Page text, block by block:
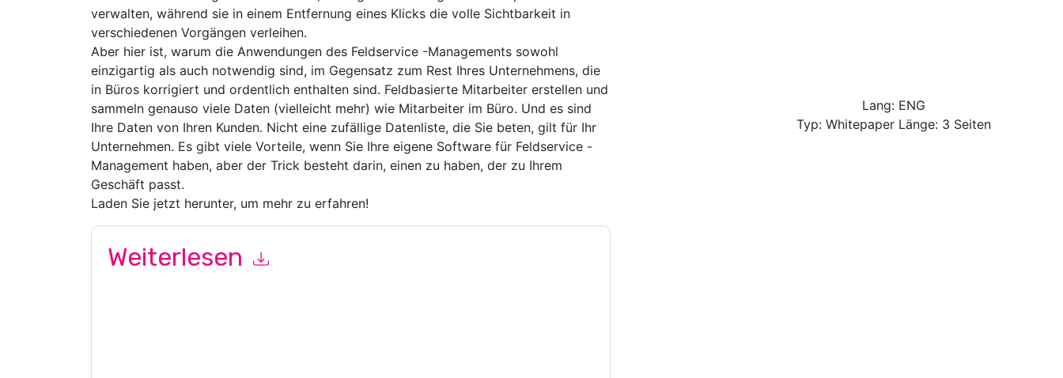
verwalten, während sie in einem Entfernung eines Klicks die volle Sichtbarkeit in
verschiedenen Vorgängen verleihen.
Aber hier ist, warum die Anwendungen des Feldservice -Managements sowohl
einzigartig als auch notwendig sind, im Gegensatz zum Rest Ihres Unternehmens, die
in Büros korrigiert und ordentlich enthalten sind. Feldbasierte Mitarbeiter erstellen und
sammeln genauso viele Daten (vielleicht mehr) wie Mitarbeiter im Büro. Und es sind
Ihre Daten von Ihren Kunden. Nicht eine zufällige Datenliste, die Sie beten, gilt für Ihr
Unternehmen. Es gibt viele Vorteile, wenn Sie Ihre eigene Software für Feldservice -
Management haben, aber der Trick besteht darin, einen zu haben, der zu Ihrem
Geschäft passt.
Laden Sie jetzt herunter, um mehr zu erfahren!
Weiterlesen
Lang: ENG
Typ: Whitepaper Länge: 3 Seiten